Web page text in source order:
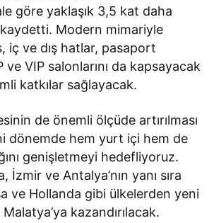
göre yaklaşık 3,5 kat daha
kaydetti. Modern mimariyle
iç ve dış hatlar, pasaport
ve VIP salonlarını da kapsayacak
katkılar sağlayacak.
de önemli ölçüde artırılması
dönemde hem yurt içi hem de
genişletmeyi hedefliyoruz.
İzmir ve Antalya’nın yanı sıra
ve Hollanda gibi ülkelerden yeni
kazandırılacak.